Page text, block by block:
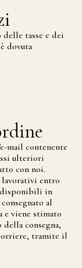
tasse e dei
dovuta
mail contenente
ulteriori
con noi.
entro
in
al
e viene stimato
consegna,
tramite il